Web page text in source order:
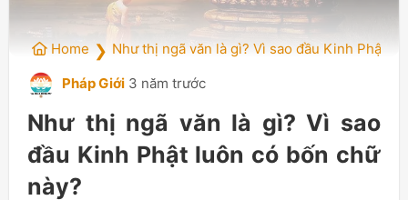
Home ❯ Như thị ngã văn là gì? Vì sao đầu Kinh Phật
Pháp Giới 3 năm trước
Như thị ngã văn là gì? Vì sao
đầu Kinh Phật luôn có bốn chữ
này?